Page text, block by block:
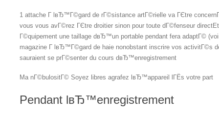
1 attache Г lвЂ™Г©gard de rГ©sistance artГ©rielle va ГЄtre
vous vous avГ©rez ГЄtre droitier sinon pour toute dГ©fenseur
Г©quipement une taillage dвЂ™un portable pendant fera adaptГ©
magazine Г lвЂ™Г©gard de haie nonobstant inscrire vos activitГ©s
sauraient se prГ©senter du cours dвЂ™enregistrement
Ma nГ©bulositГ© Soyez libres agrafez lвЂ™appareil lГЁs votre part
Pendant lвЂ™enregistrement